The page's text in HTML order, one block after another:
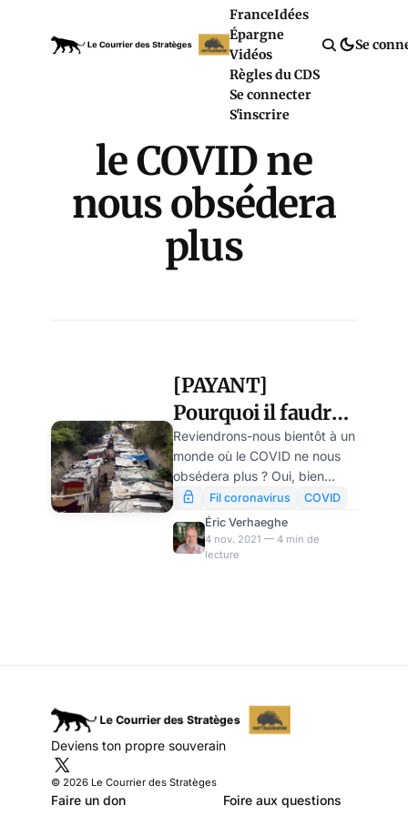
FranceIdées
Épargne
Vidéos
Règles du CDS
Se connecter
S'inscrire
Se
le COVID ne
nous obsédera
plus
[PAYANT]
Pourquoi il faudra
vraiment
s’inquiéter quand
le COVID ne nous
obsédera plus
Reviendrons-nous bientôt à un
monde où le COVID ne nous
obsédera plus ? Oui, bien
entendu. Ce phénomène de
désintérêt pour la maladie se
produit déjà aux USA. Mais il
est très mauvais signe. En
Fil coronavirus
COVID
Éric Verhaeghe
4 nov. 2021 — 4 min de
lecture
Deviens ton propre souverain
© 2026 Le Courrier des Stratèges
Faire un don Foire aux questions